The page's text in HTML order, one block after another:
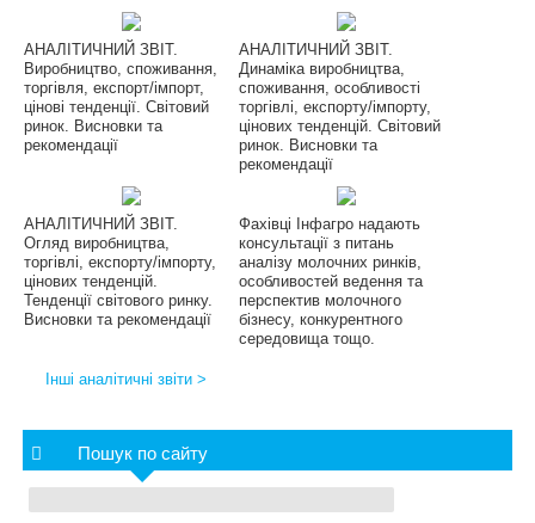
АНАЛІТИЧНИЙ ЗВІТ.
Виробництво, споживання,
торгівля, експорт/імпорт,
цінові тенденції. Світовий
ринок. Висновки та
рекомендації
АНАЛІТИЧНИЙ ЗВІТ.
Динаміка виробництва,
споживання, особливості
торгівлі, експорту/імпорту,
цінових тенденцій. Світовий
ринок. Висновки та
рекомендації
АНАЛІТИЧНИЙ ЗВІТ.
Огляд виробництва,
торгівлі, експорту/імпорту,
цінових тенденцій.
Тенденції світового ринку.
Висновки та рекомендації
Фахівці Інфагро надають
консультації з питань
аналізу молочних ринків,
особливостей ведення та
перспектив молочного
бізнесу, конкурентного
середовища тощо.
Інші аналітичні звіти >
Пошук по сайту